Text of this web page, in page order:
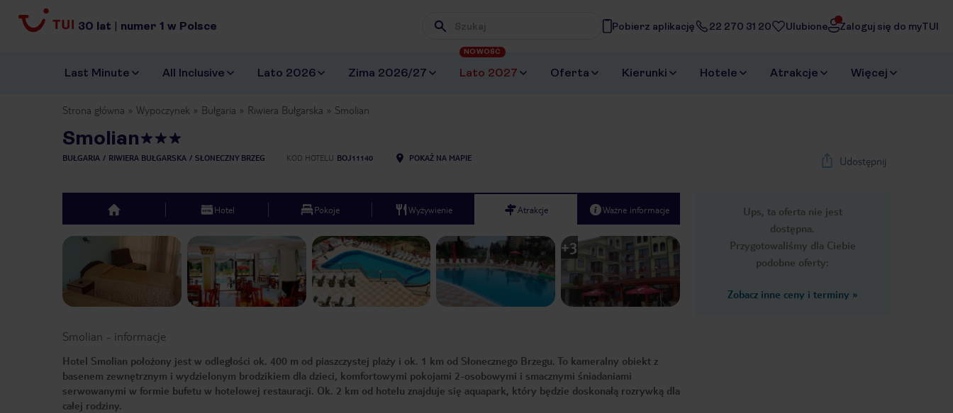
30 lat | numer 1 w Polsce Wpisz frazę, której szukasz
Pobierz aplikację 22 270 31 20 Ulubione Zaloguj się do myTUI
Last Minute All Inclusive Lato 2026 Zima 2026/27 Lato 2027
NOWOŚĆ
Oferta Kierunki Hotele Atrakcje Więcej
Strona główna Wypoczynek Bułgaria Riwiera Bułgarska Smolian
Smolian
BUŁGARIA RIWIERA BUŁGARSKA SŁONECZNY BRZEG KOD HOTELU BOJ11140 POKAŻ NA MAPIE Udostępnij
Ups, ta oferta nie jest
dostępna.
Przygotowaliśmy dla Ciebie
podobne oferty:
Zobacz inne ceny i terminy »
top Hotel Pokoje Wyżywienie Atrakcje Ważne informacje
Previous slide Next slide
1/9
+3
Smolian - informacje
Hotel Smolian położony jest w odległości ok. 400 m od piaszczystej plaży i ok. 1 km od Słonecznego Brzegu. To kameralny obiekt z
basenem zewnętrznym i wydzielonym brodzikiem dla dzieci, komfortowymi pokojami 2-osobowymi i smacznymi śniadaniami
serwowanymi w formie bufetu w hotelowej restauracji. Ok. 2 km od hotelu znajduje się aquapark, który będzie doskonałą rozrywką dla
całej rodziny.